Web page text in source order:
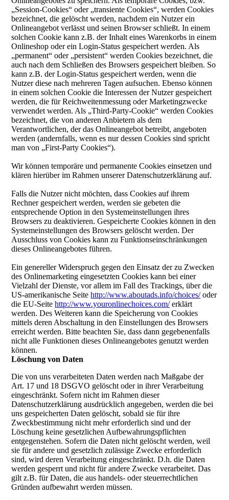
„Session-Cookies“ oder „transiente Cookies“, werden Cookies
bezeichnet, die gelöscht werden, nachdem ein Nutzer ein
Onlineangebot verlässt und seinen Browser schließt. In einem
solchen Cookie kann z.B. der Inhalt eines Warenkorbs in einem
Onlineshop oder ein Login-Status gespeichert werden. Als
„permanent“ oder „persistent“ werden Cookies bezeichnet, die
auch nach dem Schließen des Browsers gespeichert bleiben. So
kann z.B. der Login-Status gespeichert werden, wenn die
Nutzer diese nach mehreren Tagen aufsuchen. Ebenso können
in einem solchen Cookie die Interessen der Nutzer gespeichert
werden, die für Reichweitenmessung oder Marketingzwecke
verwendet werden. Als „Third-Party-Cookie“ werden Cookies
bezeichnet, die von anderen Anbietern als dem
Verantwortlichen, der das Onlineangebot betreibt, angeboten
werden (andernfalls, wenn es nur dessen Cookies sind spricht
man von „First-Party Cookies“).
Wir können temporäre und permanente Cookies einsetzen und
klären hierüber im Rahmen unserer Datenschutzerklärung auf.
Falls die Nutzer nicht möchten, dass Cookies auf ihrem
Rechner gespeichert werden, werden sie gebeten die
entsprechende Option in den Systemeinstellungen ihres
Browsers zu deaktivieren. Gespeicherte Cookies können in den
Systemeinstellungen des Browsers gelöscht werden. Der
Ausschluss von Cookies kann zu Funktionseinschränkungen
dieses Onlineangebotes führen.
Ein genereller Widerspruch gegen den Einsatz der zu Zwecken
des Onlinemarketing eingesetzten Cookies kann bei einer
Vielzahl der Dienste, vor allem im Fall des Trackings, über die
US-amerikanische Seitehttp://www.aboutads.info/choices/oder
die EU-Seitehttp://www.youronlinechoices.com/erklärt
werden. Des Weiteren kann die Speicherung von Cookies
mittels deren Abschaltung in den Einstellungen des Browsers
erreicht werden. Bitte beachten Sie, dass dann gegebenenfalls
nicht alle Funktionen dieses Onlineangebotes genutzt werden
können.
Löschung von Daten
Die von uns verarbeiteten Daten werden nach Maßgabe der
Art. 17 und 18 DSGVO gelöscht oder in ihrer Verarbeitung
eingeschränkt. Sofern nicht im Rahmen dieser
Datenschutzerklärung ausdrücklich angegeben, werden die bei
uns gespeicherten Daten gelöscht, sobald sie für ihre
Zweckbestimmung nicht mehr erforderlich sind und der
Löschung keine gesetzlichen Aufbewahrungspflichten
entgegenstehen. Sofern die Daten nicht gelöscht werden, weil
sie für andere und gesetzlich zulässige Zwecke erforderlich
sind, wird deren Verarbeitung eingeschränkt. D.h. die Daten
werden gesperrt und nicht für andere Zwecke verarbeitet. Das
gilt z.B. für Daten, die aus handels- oder steuerrechtlichen
Gründen aufbewahrt werden müssen.